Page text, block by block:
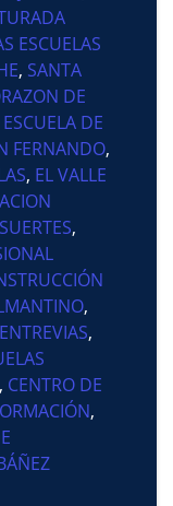
ESCUELAS
, SANTA
DE
DE
FERNANDO,
, EL VALLE
,
,
ENTREVIAS,
, CENTRO DE
,